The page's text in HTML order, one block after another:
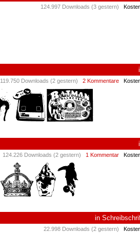
124.997 Downloads (3 gestern)
119.750 Downloads (2 gestern) 2 Kommentare
124.226 Downloads (2 gestern) 1 Kommentar
in
22.998 Downloads (2 gestern)